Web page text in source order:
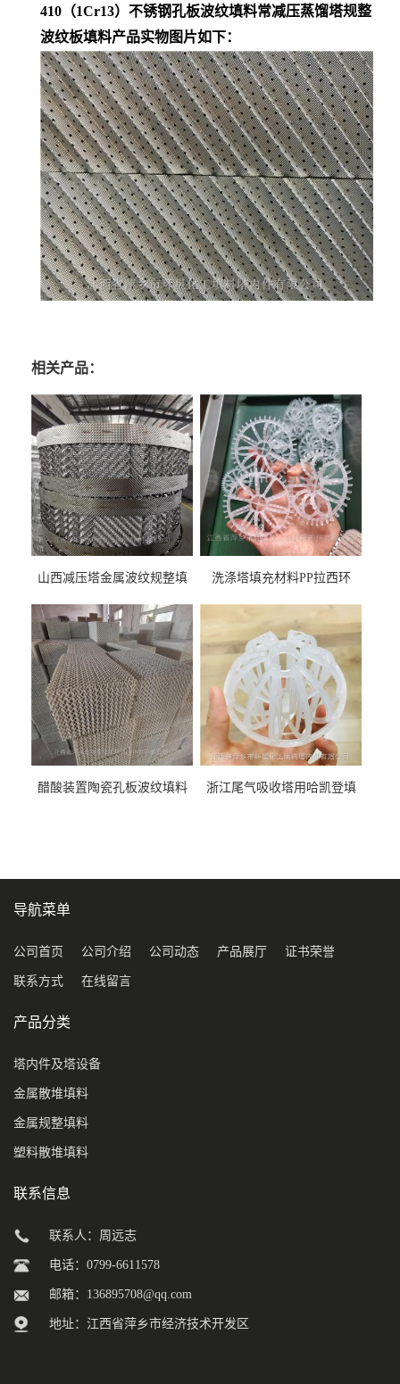
410（1Cr13）不锈钢孔板波纹填料常减压蒸馏塔规整
波纹板填料产品实物图片如下：
相关产品：
山西减压塔金属波纹规整填
料
洗涤塔填充材料PP拉西环
醋酸装置陶瓷孔板波纹填料
浙江尾气吸收塔用哈凯登填
导航菜单
公司首页 公司介绍 公司动态 产品展厅 证书荣誉
联系方式 在线留言
产品分类
塔内件及塔设备
金属散堆填料
金属规整填料
塑料散堆填料
联系信息
联系人：周远志
电话：0799-6611578
邮箱： 136895708@qq.com
地址：江西省萍乡市经济技术开发区